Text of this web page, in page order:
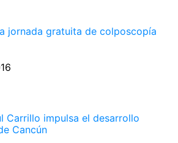
jornada gratuita de colposcopía
Carrillo impulsa el desarrollo
Cancún